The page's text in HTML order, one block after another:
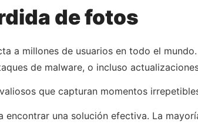
de fotos
a millones de usuarios en todo el
de malware, o incluso
que capturan momentos
una solución efectiva. La